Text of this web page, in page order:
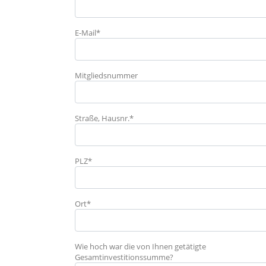
E-Mail*
Mitgliedsnummer
Straße, Hausnr.*
PLZ*
Ort*
Wie hoch war die von Ihnen getätigte
Gesamtinvestitionssumme?